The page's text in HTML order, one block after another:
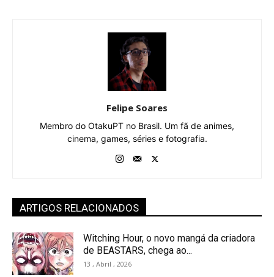
Felipe Soares
Membro do OtakuPT no Brasil. Um fã de animes,
cinema, games, séries e fotografia.
ARTIGOS RELACIONADOS
Witching Hour, o novo mangá da criadora
de BEASTARS, chega ao...
13 , Abril , 2026